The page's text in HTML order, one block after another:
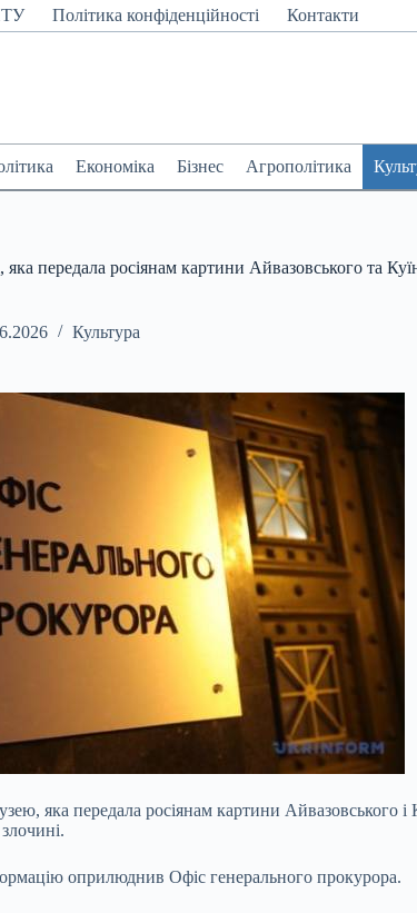
Політика конфіденційності Контакти
Економіка Бізнес Агрополітика
передала росіянам картини Айвазовського та
Культура
яка передала росіянам картини
оприлюднив Офіс генерального прокурора.